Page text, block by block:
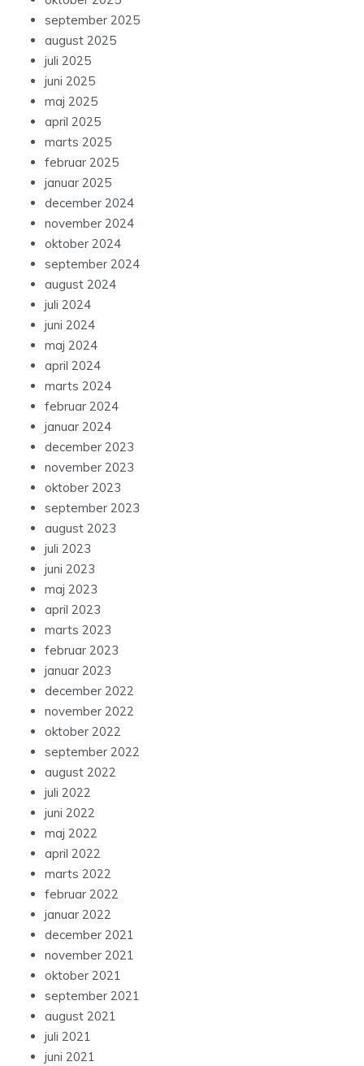
september 2025
august 2025
juli 2025
juni 2025
maj 2025
april 2025
marts 2025
februar 2025
januar 2025
december 2024
november 2024
oktober 2024
september 2024
august 2024
juli 2024
juni 2024
maj 2024
april 2024
marts 2024
februar 2024
januar 2024
december 2023
november 2023
oktober 2023
september 2023
august 2023
juli 2023
juni 2023
maj 2023
april 2023
marts 2023
februar 2023
januar 2023
december 2022
november 2022
oktober 2022
september 2022
august 2022
juli 2022
juni 2022
maj 2022
april 2022
marts 2022
februar 2022
januar 2022
december 2021
november 2021
oktober 2021
september 2021
august 2021
juli 2021
juni 2021